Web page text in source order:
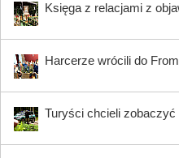
Księga z relacjami z
Harcerze wrócili do
Turyści chcieli zobaczyć